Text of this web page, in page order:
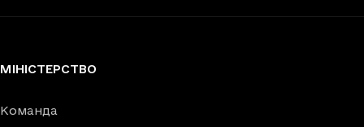
МІНІСТЕРСТВО
Команда